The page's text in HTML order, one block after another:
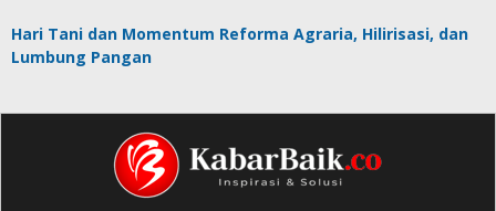
Hari Tani dan Momentum Reforma Agraria, Hilirisasi, dan
Lumbung Pangan